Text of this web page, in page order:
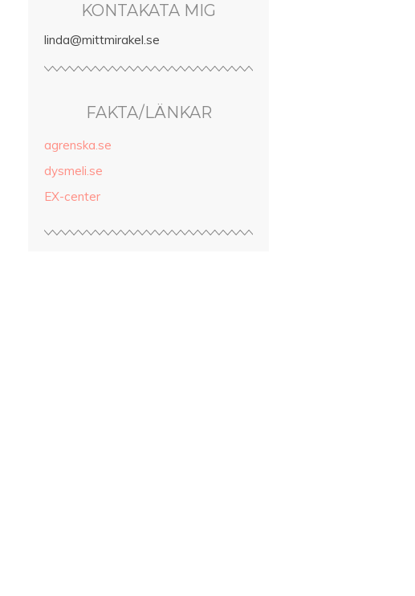
KONTAKATA MIG
linda@mittmirakel.se
FAKTA/LÄNKAR
agrenska.se
dysmeli.se
EX-center